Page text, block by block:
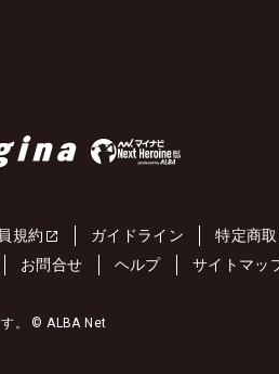
規約 ガイドライン
特定商
お問合せ ヘルプ サイトマッ
す。 © ALBA Net